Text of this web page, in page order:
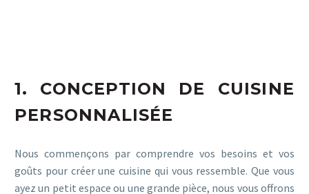
1. CONCEPTION DE CUISINE
PERSONNALISÉE
Nous commençons par comprendre vos besoins et vos
goûts pour créer une cuisine qui vous ressemble. Que vous
ayez un petit espace ou une grande pièce, nous vous offrons